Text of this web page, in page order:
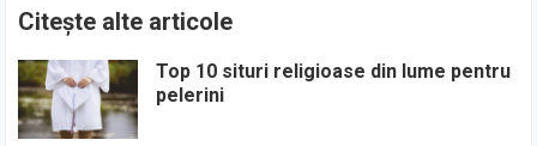
Citește alte articole
Top 10 situri religioase din lume pentru
pelerini